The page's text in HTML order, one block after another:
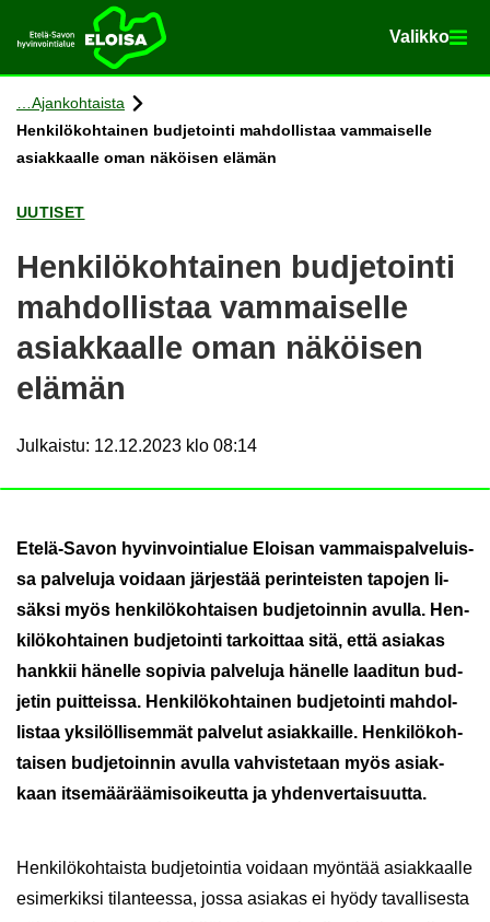
Etusi­vu Va­lik­ko
Va­lik­ko
Siir­ry si­säl­töön
Ajan­koh­tais­ta
Hen­ki­lö­koh­tai­nen bud­je­toin­ti mah­dol­lis­taa vam­mai­sel­le
asiak­kaal­le oman nä­köi­sen elä­män
UU­TI­SET
Hen­ki­lö­koh­tai­nen bud­je­toin­ti
mah­dol­lis­taa vam­mai­sel­le
asiak­kaal­le oman nä­köi­sen
elä­män
Julkaistu: 12.12.2023 klo 08:14
Etelä-​Savon hy­vin­voin­tia­lue Eloi­san vam­mais­pal­ve­luis­
sa pal­ve­lu­ja voi­daan jär­jes­tää pe­rin­teis­ten ta­po­jen li­
säk­si myös hen­ki­lö­koh­tai­sen bud­je­toin­nin avul­la. Hen­
ki­lö­koh­tai­nen bud­je­toin­ti tar­koit­taa sitä, että asia­kas
hank­kii hä­nel­le so­pi­via pal­ve­lu­ja hä­nel­le laa­di­tun bud­
je­tin puit­teis­sa. Hen­ki­lö­koh­tai­nen bud­je­toin­ti mah­dol­
lis­taa yk­si­löl­li­sem­mät pal­ve­lut asiak­kail­le. Hen­ki­lö­koh­
tai­sen bud­je­toin­nin avul­la vah­vis­te­taan myös asiak­
kaan it­se­mää­rää­mi­soi­keut­ta ja yh­den­ver­tai­suut­ta.
Hen­ki­lö­koh­tais­ta bud­je­toin­tia voi­daan myön­tää asiak­kaal­le
esi­mer­kik­si ti­lan­tees­sa, jossa asia­kas ei hyödy ta­val­li­ses­ta